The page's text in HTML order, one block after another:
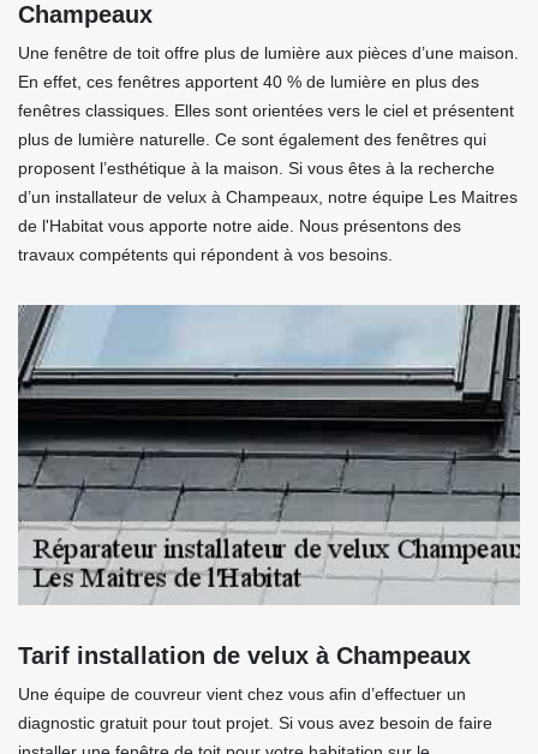
Champeaux
Une fenêtre de toit offre plus de lumière aux pièces d’une maison.
En effet, ces fenêtres apportent 40 % de lumière en plus des
fenêtres classiques. Elles sont orientées vers le ciel et présentent
plus de lumière naturelle. Ce sont également des fenêtres qui
proposent l’esthétique à la maison. Si vous êtes à la recherche
d’un installateur de velux à Champeaux, notre équipe Les Maitres
de l'Habitat vous apporte notre aide. Nous présentons des
travaux compétents qui répondent à vos besoins.
Tarif installation de velux à Champeaux
Une équipe de couvreur vient chez vous afin d’effectuer un
diagnostic gratuit pour tout projet. Si vous avez besoin de faire